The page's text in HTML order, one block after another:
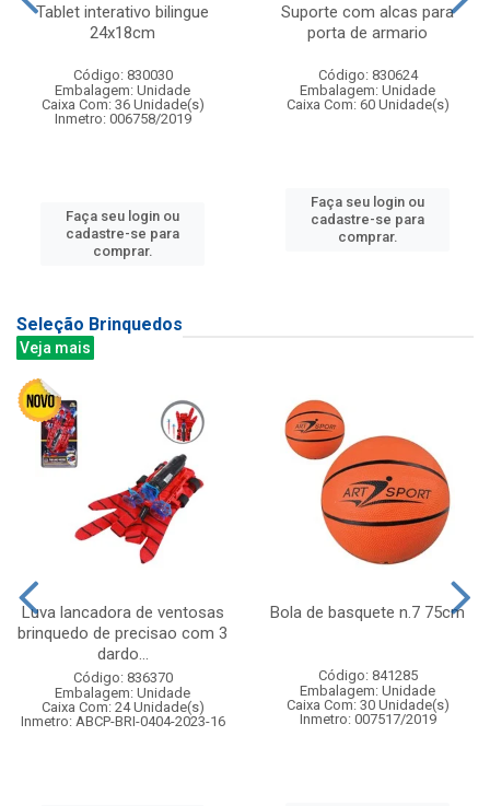
Tablet interativo bilingue
24x18cm
Código: 830030
Embalagem: Unidade
Caixa Com: 36 Unidade(s)
Inmetro: 006758/2019
Faça seu login ou
cadastre-se para
comprar.
Suporte com alcas para
porta de armario
Código: 830624
Embalagem: Unidade
Caixa Com: 60 Unidade(s)
Faça seu login ou
cadastre-se para
comprar.
Seleção Brinquedos
Veja mais
Luva lancadora de ventosas
brinquedo de precisao com 3
dardo...
Código: 836370
Embalagem: Unidade
Caixa Com: 24 Unidade(s)
Inmetro: ABCP-BRI-0404-2023-16
Bola de basquete n.7 75cm
Código: 841285
Embalagem: Unidade
Caixa Com: 30 Unidade(s)
Inmetro: 007517/2019